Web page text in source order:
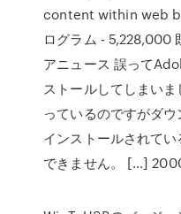
content within web
ログラム - 5,228,000
アニュース 誤って
ストールしてしまい
っているのですがダ
インストールされて
できません。 […]